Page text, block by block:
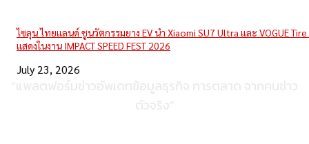
ไซลุน ไทยแลนด์ ชูนวัตกรรมยาง EV นำ Xiaomi SU7 Ultra และ VOGUE
แสดงในงาน IMPACT SPEED FEST 2026
July 23, 2026